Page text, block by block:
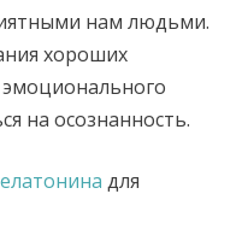
нам людьми.
хороших
на осознанность.
для